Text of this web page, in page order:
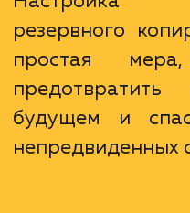
которую вы
благодарны